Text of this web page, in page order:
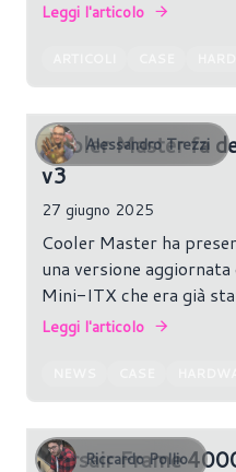
Leggi l'articolo
Alessandro Trezzi
Cooler Master fa
v3
27 giugno 2025
Cooler Master ha
una versione
Mini-ITX che era già
ad inizio anno al CES di
Leggi l'articolo
Riccardo Pollio
Corsair Frame